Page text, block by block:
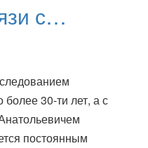
с…
более 30-ти лет, а с
постоянным